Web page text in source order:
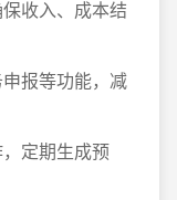
收入、成本结
报等功能，减
定期生成预